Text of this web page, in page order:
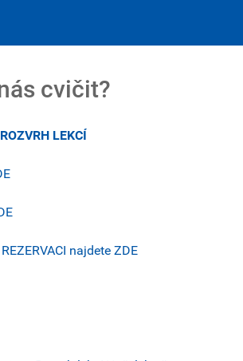
cvičit?
ROZVRH LEKCÍ
najdete ZDE